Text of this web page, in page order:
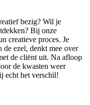
bezig? Wil je
Bij onze
creatieve proces. Je
de ezel, denkt mee over
de cliënt uit. Na afloop
de kwasten weer
echt het verschil!